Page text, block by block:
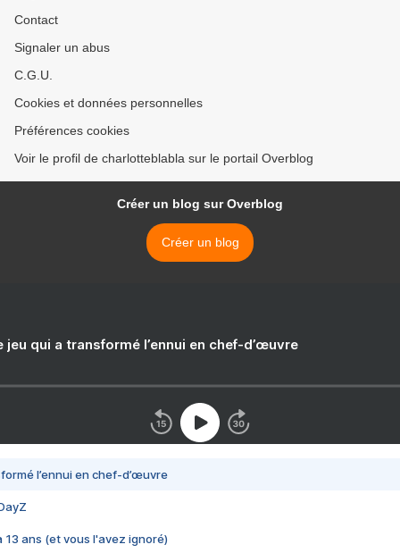
Contact
Signaler un abus
C.G.U.
Cookies et données personnelles
Préférences cookies
Voir le profil de charlotteblabla sur le portail Overblog
Créer un blog sur Overblog
Créer un blog
jeu qui a transformé l’ennui en chef-d’œuvre
l’ennui en chef-d’œuvre
13 ans (et vous l'avez ignoré)